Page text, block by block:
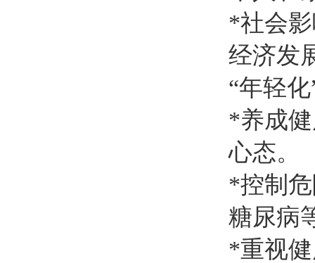
*社会
经济发
“年轻
*养成
心态。
*控制
糖尿病
*重视